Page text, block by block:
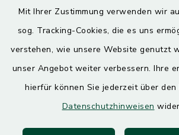
Mit Ihrer Zustimmung verwenden wir
sog. Tracking-Cookies, die es uns
verstehen, wie unsere Website genutzt
unser Angebot weiter verbessern. Ihre
hierfür können Sie jederzeit über den
Datenschutzhinweisen
Donnerstag
7.30 – 12.00 Uhr
13.00 – 17.30 Uhr
Quicklinks